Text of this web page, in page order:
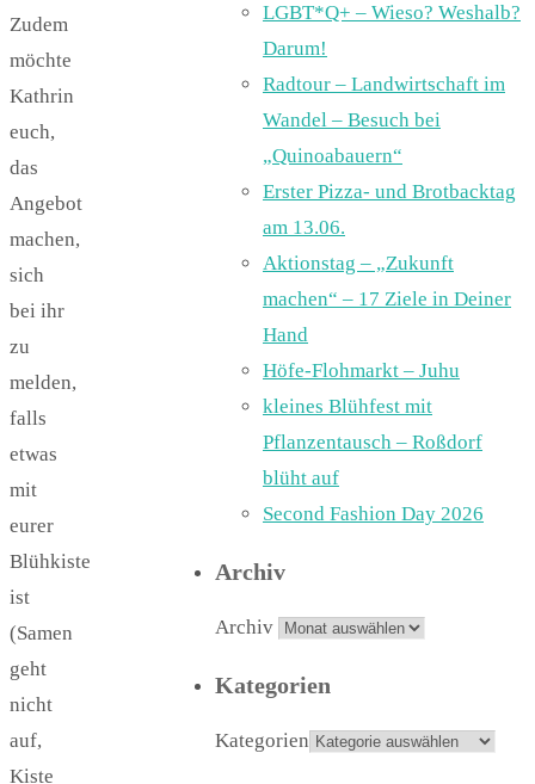
Zudem
möchte
Kathrin
euch,
das
Angebot
machen,
sich
bei ihr
zu
melden,
falls
etwas
mit
eurer
Blühkiste
ist
(Samen
geht
nicht
auf,
Kiste
LGBT*Q+ – Wieso? Weshalb?
Darum!
Radtour – Landwirtschaft im
Wandel – Besuch bei
„Quinoabauern“
Erster Pizza- und Brotbacktag
am 13.06.
Aktionstag – „Zukunft
machen“ – 17 Ziele in Deiner
Hand
Höfe-Flohmarkt – Juhu
kleines Blühfest mit
Pflanzentausch – Roßdorf
blüht auf
Second Fashion Day 2026
Archiv
Archiv
Kategorien
Kategorien